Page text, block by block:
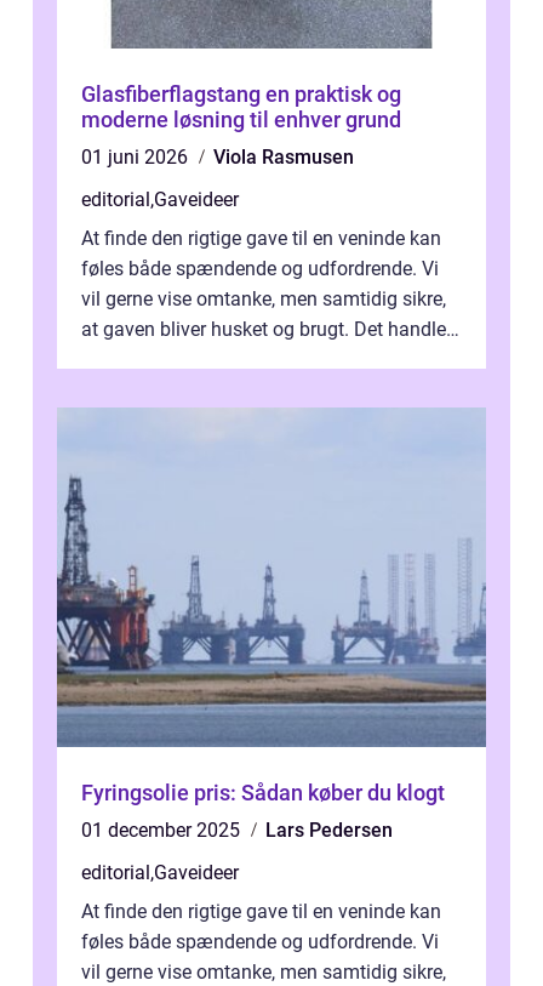
Glasfiberflagstang en praktisk og
moderne løsning til enhver grund
01 juni 2026
Viola Rasmusen
editorial,Gaveideer
At finde den rigtige gave til en veninde kan
føles både spændende og udfordrende. Vi
vil gerne vise omtanke, men samtidig sikre,
at gaven bliver husket og brugt. Det handler
Fyringsolie pris: Sådan køber du klogt
01 december 2025
Lars Pedersen
editorial,Gaveideer
At finde den rigtige gave til en veninde kan
føles både spændende og udfordrende. Vi
vil gerne vise omtanke, men samtidig sikre,